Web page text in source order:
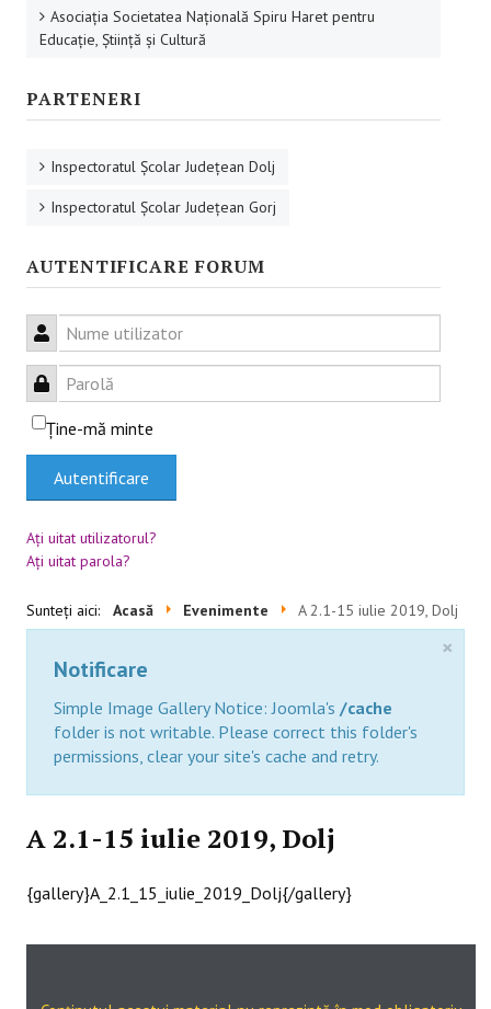
CAMPANIE ONLINE
Educație incluzivă
Management instituțional
BUNE PRACTICI
Educaţie incluzivă
Capacitate instituţională
FORUM
Sesiuni online
CONTACT
BLACKBOARD
Asociaţia Societatea Naţională Spiru Haret pentru
Educaţie, Ştiinţă şi Cultură
PARTENERI
Inspectoratul Şcolar Judeţean Dolj
Inspectoratul Şcolar Judeţean Gorj
AUTENTIFICARE FORUM
Nume utilizator
Parolă
Ţine-mă minte
Autentificare
Aţi uitat utilizatorul?
Aţi uitat parola?
Sunteți aici: Acasă Evenimente A 2.1-15 iulie 2019, Dolj
×
Notificare
Simple Image Gallery Notice: Joomla's /cache
folder is not writable. Please correct this folder's
permissions, clear your site's cache and retry.
A 2.1-15 iulie 2019, Dolj
{gallery}A_2.1_15_iulie_2019_Dolj{/gallery}